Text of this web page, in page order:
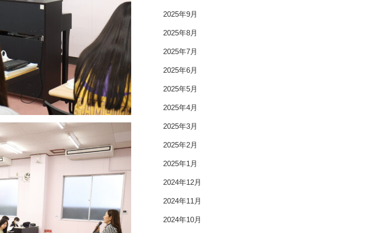
2025年9月
2025年8月
2025年7月
2025年6月
2025年5月
2025年4月
2025年3月
2025年2月
2025年1月
2024年12月
2024年11月
2024年10月